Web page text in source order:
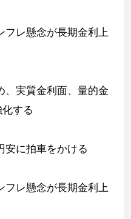
レ懸念が長期金利上
実質金利面、量的金
する
に拍車をかける
レ懸念が長期金利上